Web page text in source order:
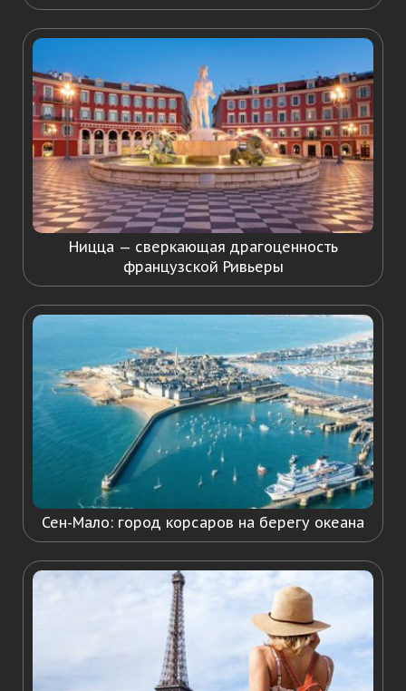
Ницца — сверкающая драгоценность
французской Ривьеры
Сен-Мало: город корсаров на берегу океана